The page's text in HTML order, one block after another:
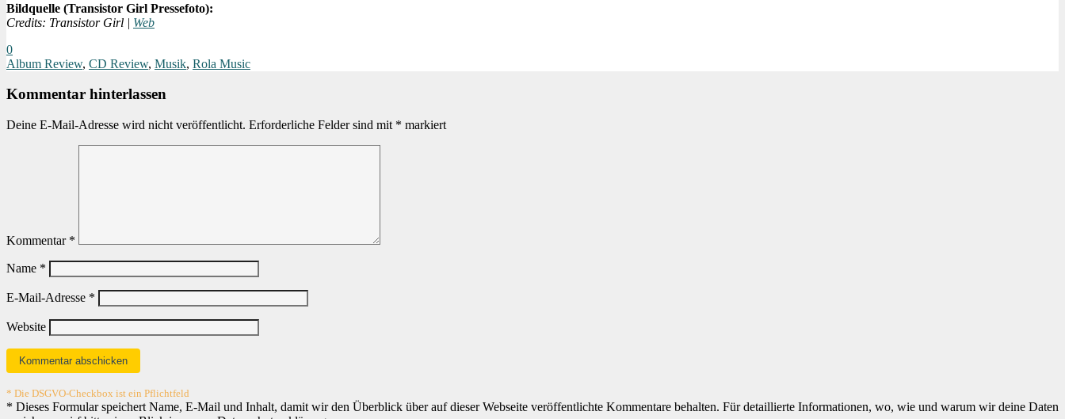
Bildquelle (Transistor Girl Pressefoto):
Credits: Transistor Girl | Web
0
Album Review, CD Review, Musik, Rola Music
Kommentar hinterlassen
Deine E-Mail-Adresse wird nicht veröffentlicht. Erforderliche Felder sind mit * markiert
Kommentar *
Name *
E-Mail-Adresse *
Website
* Die DSGVO-Checkbox ist ein Pflichtfeld
* Dieses Formular speichert Name, E-Mail und Inhalt, damit wir den Überblick über auf dieser Webseite veröffentlichte Kommentare behalten. Für detaillierte Informationen, wo, wie und warum wir deine Daten